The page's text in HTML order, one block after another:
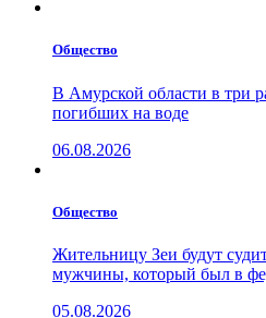
Общество
В Амурской области в три
погибших на воде
06.08.2026
Общество
Жительницу Зеи будут
мужчины, который был в
05.08.2026